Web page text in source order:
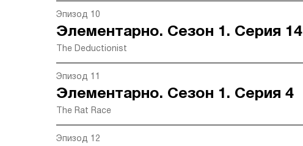
Эпизод 10
Элементарно. Сезон 1. Серия 14
The Deductionist
Эпизод 11
Элементарно. Сезон 1. Серия 4
The Rat Race
Эпизод 12